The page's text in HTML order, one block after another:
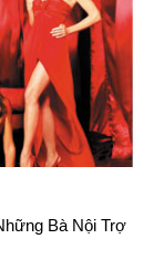
Bà Nội Trợ